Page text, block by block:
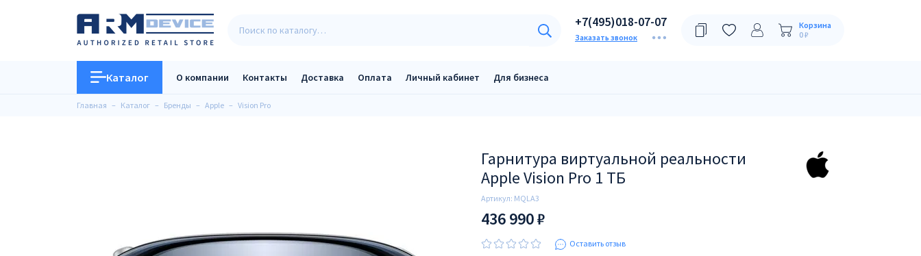
+7(495)018-07-07
Заказать звонок
Корзина
0 ₽
Каталог О компании Контакты Доставка Оплата Личный кабинет Для бизнеса
Главная Каталог Бренды Apple Vision Pro
Гарнитура виртуальной реальности
Apple Vision Pro 1 ТБ
Артикул: MQLA3
436 990 ₽
Оставить отзыв